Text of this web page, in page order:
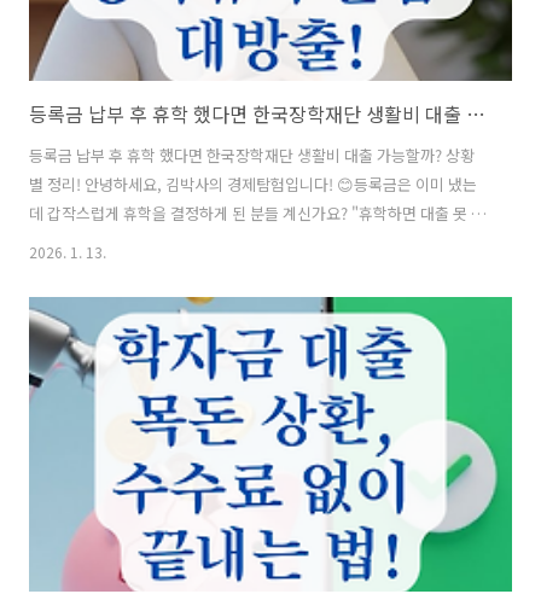
등록금 납부 후 휴학 했다면 한국장학재단 생활비 대출 가능할까? 상황별 정리!
등록금 납부 후 휴학 했다면 한국장학재단 생활비 대출 가능할까? 상황
별 정리! 안녕하세요, 김박사의 경제탐험입니다! 😊등록금은 이미 냈는
데 갑작스럽게 휴학을 결정하게 된 분들 계신가요? "휴학하면 대출 못 받
는 거 아닌가?" 하고 걱정하실 텐데,다행히 '등록휴학' 상태라면 생활비
깔끔하게 정리해 드릴게요. 💸 📋 목차핵심: '등록휴학'이라면 대출 가
능! 🙆‍♂️STEP 1: 자비로 등록금 낸 경우 (기등록 처리) 🏦STEP 2: 학자금
대출로 등록금 낸 경우 💳STEP 3: '등록금 반환' vs '이월'의 차이
⚠️STEP 4: 대출 실행 전 필수 체크리스트 ✅자주 묻는 질문 (FAQ) ❓ 그럼
먼저, 왜 휴학해도 대출이 가..
2026. 1. 13.